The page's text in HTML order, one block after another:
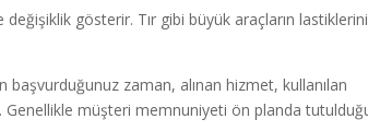
gösterir. Tır gibi büyük araçların
başvurduğunuz zaman, alınan hizmet, kullanılan
müşteri memnuniyeti ön planda